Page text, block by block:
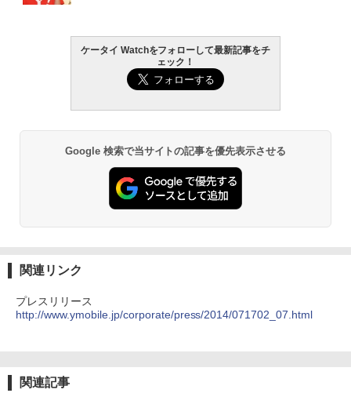
ケータイ Watchをフォローして最新記事をチ
ェック！
Google 検索で当サイトの記事を優先表示させる
関連リンク
プレスリリース
http://www.ymobile.jp/corporate/press/2014/071702_07.html
関連記事